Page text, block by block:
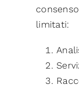
limitati: